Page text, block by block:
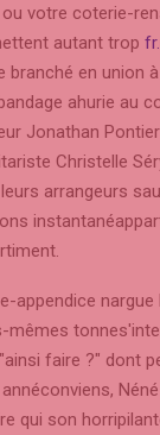
votre coterie-
autant trop
en union
ahurie au
Jonathan
Christelle
arrangeurs
appendice
mêmes
faire ?" dont
qui son